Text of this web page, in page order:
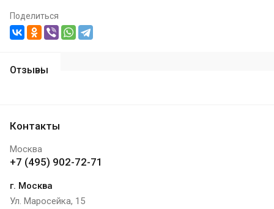
Поделиться
Отзывы
Контакты
Москва
+7 (495) 902-72-71
г. Москва
Ул. Маросейка, 15